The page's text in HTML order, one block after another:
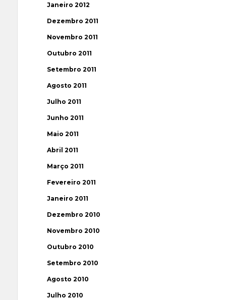
Janeiro 2012
Dezembro 2011
Novembro 2011
Outubro 2011
Setembro 2011
Agosto 2011
Julho 2011
Junho 2011
Maio 2011
Abril 2011
Março 2011
Fevereiro 2011
Janeiro 2011
Dezembro 2010
Novembro 2010
Outubro 2010
Setembro 2010
Agosto 2010
Julho 2010